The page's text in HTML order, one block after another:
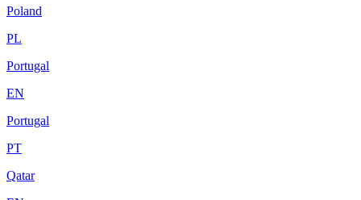
Poland
PL
Portugal
EN
Portugal
PT
Qatar